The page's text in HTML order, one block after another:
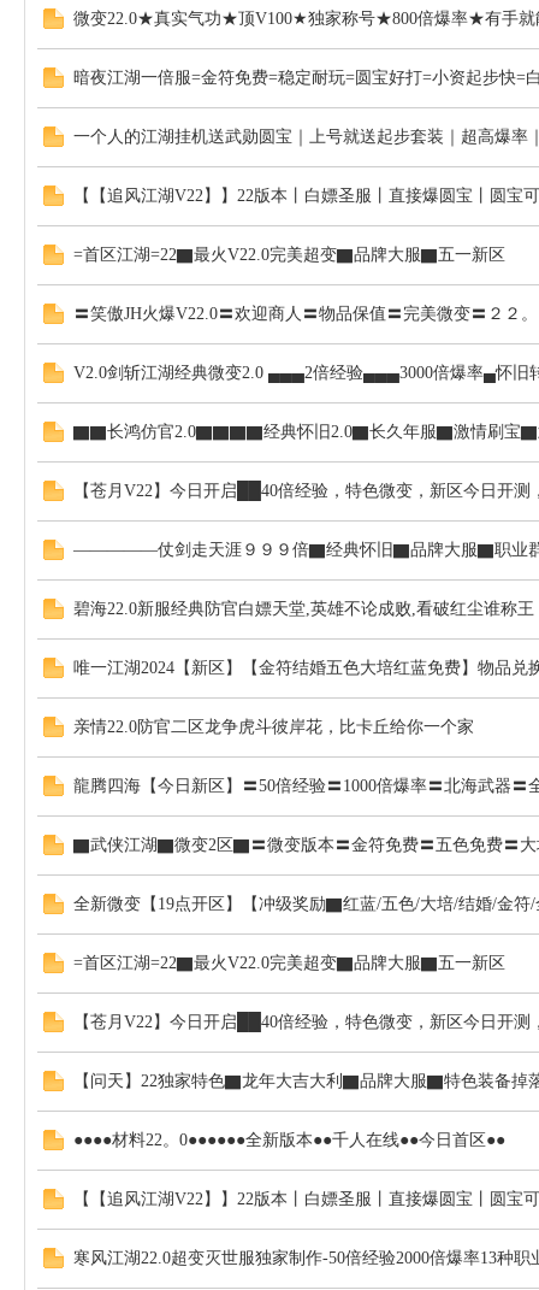
微变22.0★真实气功★顶V100★独家称号★800倍爆率★有手
暗夜江湖一倍服=金符免费=稳定耐玩=圆宝好打=小资起步快=
一个人的江湖挂机送武勋圆宝｜上号就送起步套装｜超高爆率
【【追风江湖V22】】22版本丨白嫖圣服丨直接爆圆宝丨圆宝
=首区江湖=22▇最火V22.0完美超变▇品牌大服▇五一新区
〓笑傲JH火爆V22.0〓欢迎商人〓物品保值〓完美微变〓２２
V2.0剑斩江湖经典微变2.0 ▄▄▄2倍经验▄▄▄3000倍爆率▄怀旧
▇▇长鸿仿官2.0▇▇▇▇经典怀旧2.0▇长久年服▇激情刷宝
【苍月V22】今日开启██40倍经验，特色微变，新区今日开
—————仗剑走天涯９９９倍▇经典怀旧▇品牌大服▇职业
碧海22.0新服经典防官白嫖天堂,英雄不论成败,看破红尘谁称王
唯一江湖2024【新区】【金符结婚五色大培红蓝免费】物品兑
亲情22.0防官二区龙争虎斗彼岸花，比卡丘给你一个家
龍腾四海【今日新区】〓50倍经验〓1000倍爆率〓北海武器〓
▇武侠江湖▇微变2区▇〓微变版本〓金符免费〓五色免费〓大
全新微变【19点开区】【冲级奖励▇红蓝/五色/大培/结婚/金
=首区江湖=22▇最火V22.0完美超变▇品牌大服▇五一新区
【苍月V22】今日开启██40倍经验，特色微变，新区今日开
【问天】22独家特色▇龙年大吉大利▇品牌大服▇特色装备掉
●●●●材料22。0●●●●●●全新版本●●千人在线●●今日首区●●
【【追风江湖V22】】22版本丨白嫖圣服丨直接爆圆宝丨圆宝
寒风江湖22.0超变灭世服独家制作-50倍经验2000倍爆率13种